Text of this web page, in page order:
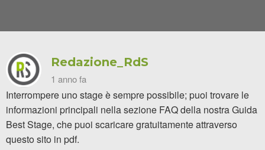
Redazione_RdS
1 anno fa
Interrompere uno stage è sempre possibile; puoi trovare le
informazioni principali nella sezione FAQ della nostra Guida
Best Stage, che puoi scaricare gratuitamente attraverso
questo sito in pdf.